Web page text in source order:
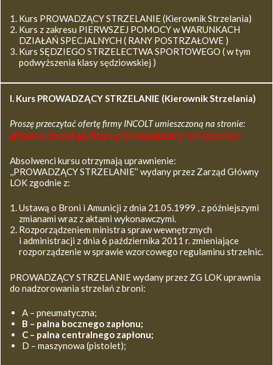
Kurs PROWADZĄCY STRZELANIE (Kierownik Strzelania)
Kurs z zakresu PIERWSZEJ POMOCY w WARUNKACH
DZIAŁAŃ SPECJALNYCH ( RANY POSTRZAŁOWE )
Kurs SĘDZIEGO STRZELECTWA SPORTOWEGO ( w tym
podwyższenia klasy sędziowskiej )
I. Kurs PROWADZĄCY STRZELANIE (Kierownik Strzelania)
Proszę przeczytać ofertę firmy INCOLT umieszczoną na stronie:
www.incolt.pl/kursy/prowadzacy-strzelanie/
Absolwenci kursu otrzymają uprawnienie:
,,PROWADZĄCY STRZELANIE’’ wydany przez Zarząd Główny
LOK zgodnie z:
Ustawą o Broni i Amunicji z dnia 21.05.1999 , z późniejszymi
zmianami wraz z aktami wykonawczymi.
Rozporządzeniem ministra spraw wewnętrznych
i administracji z dnia 6 października 2011 r. zmieniające
rozporządzenie w sprawie wzorcowego regulaminu strzelnic.
PROWADZĄCY STRZELANIE wydany przez ZG LOK uprawnia
do nadzorowania strzelań z broni:
A – pneumatyczna;
B – palna bocznego zapłonu;
C – palna centralnego zapłonu;
D – maszynowa (pistolet);